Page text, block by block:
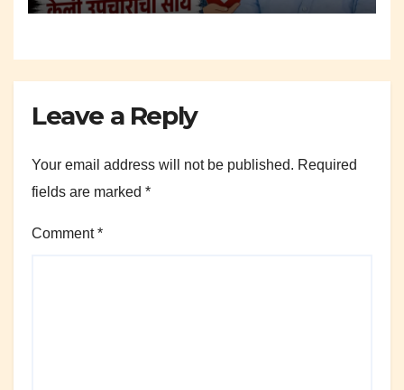
Leave a Reply
Your email address will not be published. Required
fields are marked *
Comment*